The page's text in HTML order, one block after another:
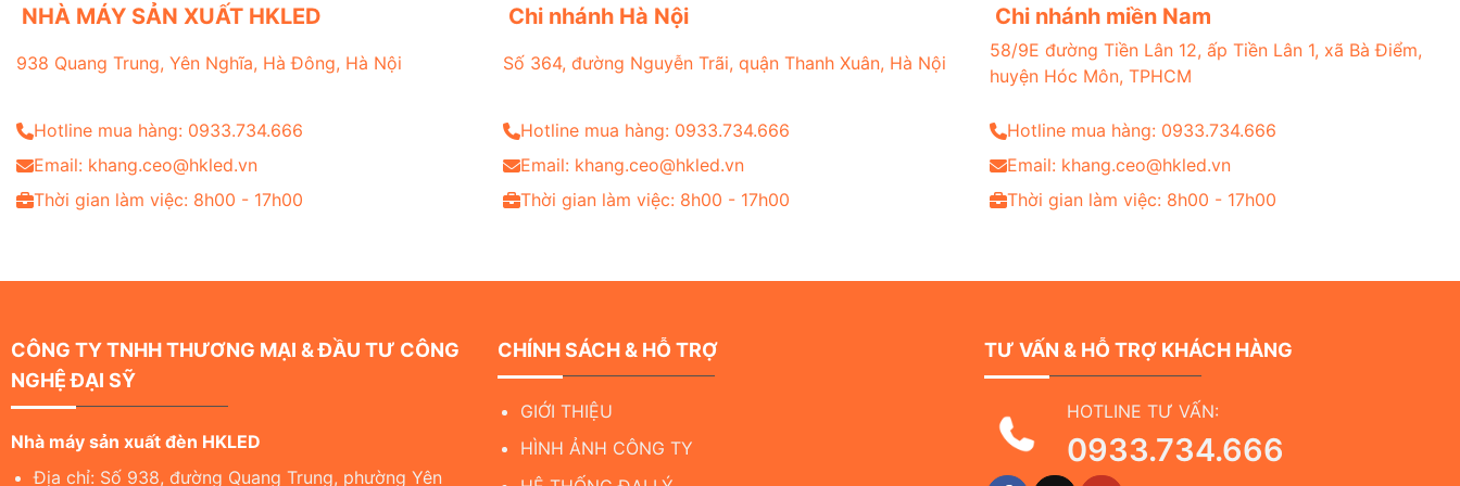
NHÀ MÁY SẢN XUẤT HKLED
938 Quang Trung, Yên Nghĩa, Hà Đông, Hà Nội
Hotline mua hàng: 0933.734.666
Email: khang.ceo@hkled.vn
Thời gian làm việc: 8h00 - 17h00
Chi nhánh Hà Nội
Số 364, đường Nguyễn Trãi, quận Thanh Xuân, Hà Nội
Hotline mua hàng: 0933.734.666
Email: khang.ceo@hkled.vn
Thời gian làm việc: 8h00 - 17h00
Chi nhánh miền Nam
58/9E đường Tiền Lân 12, ấp Tiền Lân 1, xã Bà Điểm,
huyện Hóc Môn, TPHCM
Hotline mua hàng: 0933.734.666
Email: khang.ceo@hkled.vn
Thời gian làm việc: 8h00 - 17h00
CÔNG TY TNHH THƯƠNG MẠI & ĐẦU TƯ CÔNG
NGHỆ ĐẠI SỸ
Nhà máy sản xuất đèn HKLED
Địa chỉ: Số 938, đường Quang Trung, phường Yên
CHÍNH SÁCH & HỖ TRỢ
GIỚI THIỆU
HÌNH ẢNH CÔNG TY
TƯ VẤN & HỖ TRỢ KHÁCH HÀNG
HOTLINE TƯ VẤN:
0933.734.666